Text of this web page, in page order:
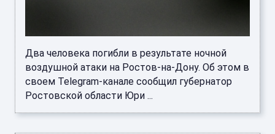
Два человека погибли в результате ночной
воздушной атаки на Ростов-на-Дону. Об этом в
своем Telegram-канале сообщил губернатор
Ростовской области Юри ...